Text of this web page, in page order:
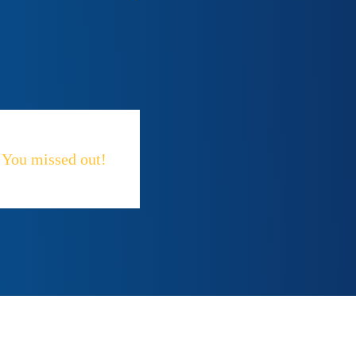
You missed out!